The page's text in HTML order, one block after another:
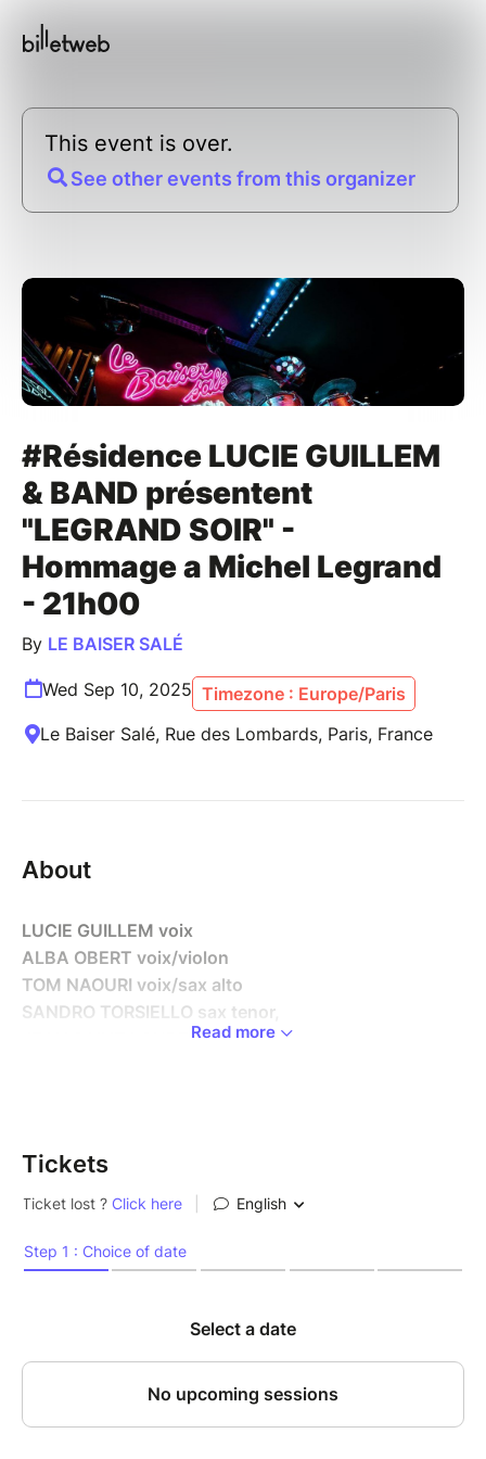
This event is over.
See other events from this organizer
#Résidence LUCIE GUILLEM
& BAND présentent
"LEGRAND SOIR" -
Hommage a Michel Legrand
- 21h00
By LE BAISER SALÉ
Wed Sep 10, 2025 Timezone : Europe/Paris
Le Baiser Salé, Rue des Lombards, Paris, France
About
LUCIE GUILLEM voix
ALBA OBERT voix/violon
TOM NAOURI voix/sax alto
SANDRO TORSIELLO sax tenor,
JEAN SAINT LOUBERT Piano
N’hésitez pas a nous appeler au 01.42.33.37.71
De Les Parapluies de Cherbourg à Yentl, en passant
par Les Demoiselles de Rochefort, le groupe revisite
les grandes œuvres du compositeur à travers des
et une formation jazz singulière.
Chaque morceau révèle une facette nouvelle de
l’univers Legrand, entre finesse harmonique et liberté
Read more
Tickets